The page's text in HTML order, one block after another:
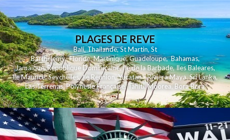
PLAGES DE REVE
Bali,Thailande,St Martin,St
Barthelemy,Floride,Martinique,Guadeloupe,Bahamas,
Jamaique,Republique Dominicaine,Ile de la Barbade,Iles Baleares,
Ile Maurice,Seychelles,Ile Reunion ,Yucatan - Riviera Maya,Sri Lanka,
Las Terrenas,Polynesie Française,Tahiti,Moorea, Bora Bora